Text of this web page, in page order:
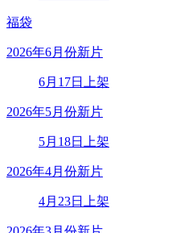
福袋
2026年6月份新片
6月17日上架
2026年5月份新片
5月18日上架
2026年4月份新片
4月23日上架